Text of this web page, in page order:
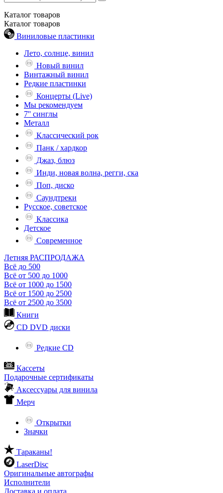
Каталог товаров
Каталог товаров
Виниловые пластинки
Лето, солнце, винил
Новый винил
Винтажный винил
Редкие пластинки
Концерты (Live)
Мы рекомендуем
7'' синглы
Металл
Классический рок
Панк / хардкор
Джаз, блюз
Инди, новая волна, регги, ска
Поп, диско
Саундтреки
Русское, советское
Классика
Детское
Современное
Летняя РАСПРОДАЖА
Всё до 500
Всё от 500 до 1000
Всё от 1000 до 1500
Всё от 1500 до 2500
Всё от 2500 до 3500
Книги
CD DVD диски
Редкие CD
Кассеты
Подарочные сертификаты
Аксессуары для винила
Мерч
Открытки
Значки
Тараканы!
LaserDisc
Оригинальные автографы
Исполнители
Доставка и оплата